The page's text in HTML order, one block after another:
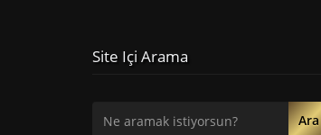
Site Içi Arama
Ara